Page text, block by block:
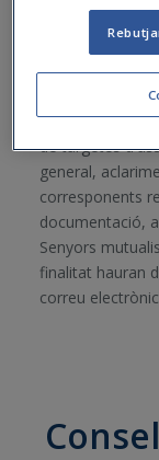
de facilitar la
amb motiu de
Juntes Generals.
Mitjançant
de targetes
general,
corresponents
documentació,
Senyors
finalitat hauran
correu